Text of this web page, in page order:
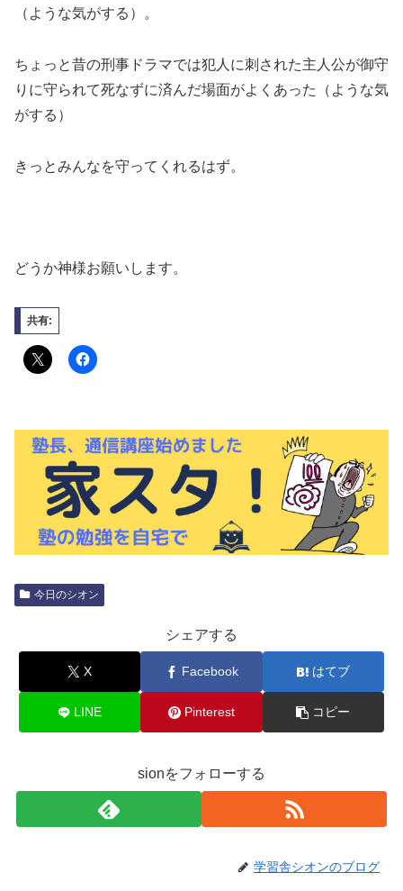
（ような気がする）。
ちょっと昔の刑事ドラマでは犯人に刺された主人公が御守
りに守られて死なずに済んだ場面がよくあった（ような気
がする）
きっとみんなを守ってくれるはず。
どうか神様お願いします。
共有:
今日のシオン
シェアする
X Facebook はてブ
LINE Pinterest コピー
sionをフォローする
学習舎シオンのブログ